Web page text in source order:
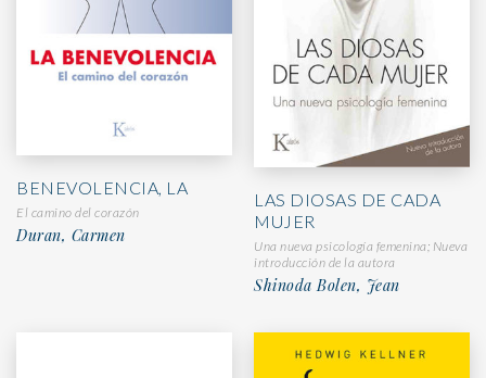
BENEVOLENCIA, LA
El camino del corazón
Duran, Carmen
LAS DIOSAS DE CADA
MUJER
Una nueva psicología femenina; Nueva
introducción de la autora
Shinoda Bolen, Jean